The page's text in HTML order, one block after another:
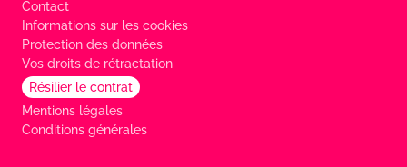
Contact
Informations sur les cookies
Protection des données
Vos droits de rétractation
Résilier le contrat
Mentions légales
Conditions générales